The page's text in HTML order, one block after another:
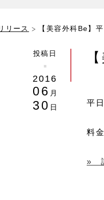
リース 【美容外科Be】
投稿日
2016
06 月
30 日 平
料
»